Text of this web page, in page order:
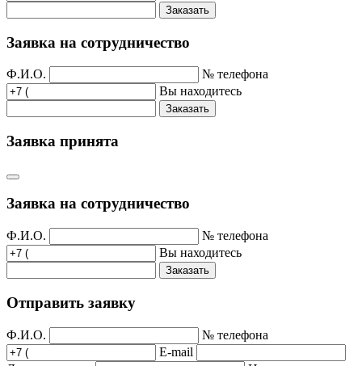
Заказать
Заявка на сотрудничество
Ф.И.О.
№ телефона
Вы находитесь
Заказать
Заявка принята
Заявка на сотрудничество
Ф.И.О.
№ телефона
Вы находитесь
Заказать
Отправить заявку
Ф.И.О.
№ телефона
E-mail